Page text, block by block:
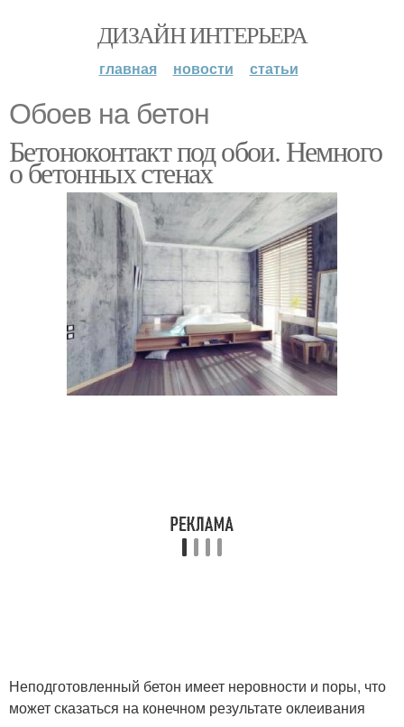
ДИЗАЙН ИНТЕРЬЕРА
главная новости статьи
Обоев на бетон
Бетоноконтакт под обои. Немного
о бетонных стенах
Неподготовленный бетон имеет неровности и поры, что
может сказаться на конечном результате оклеивания